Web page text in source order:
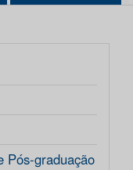
Pós-graduação